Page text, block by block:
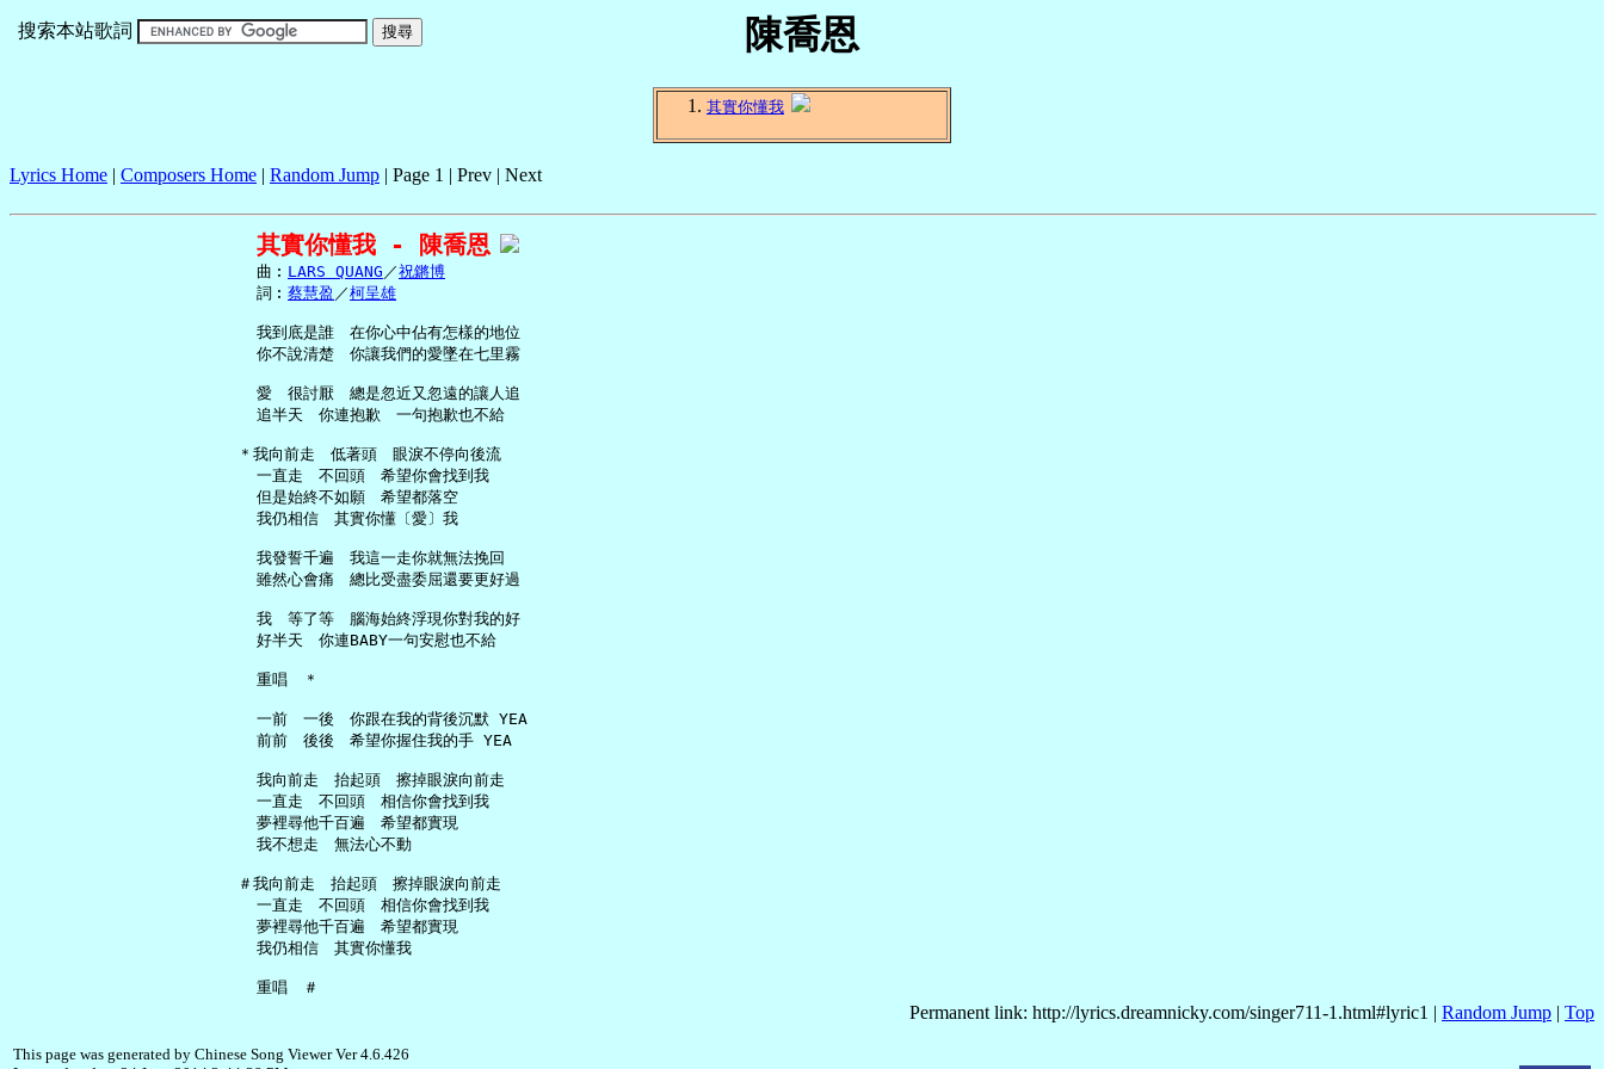
陳喬恩
搜索本站歌詞
其實你懂我
Lyrics Home | Composers Home | Random Jump | Page 1 | Prev | Next
其實你懂我 - 陳喬恩
     曲︰
LARS QUANG ／祝鏘博
     詞︰
蔡慧盈 ／柯呈雄
     我到底是誰　在你心中佔有怎樣的地位
     你不說清楚　你讓我們的愛墜在七里霧
     愛　很討厭　總是忽近又忽遠的讓人追
     追半天　你連抱歉　一句抱歉也不給
   ＊我向前走　低著頭　眼淚不停向後流
     一直走　不回頭　希望你會找到我
     但是始終不如願　希望都落空
     我仍相信　其實你懂〔愛〕我
     我發誓千遍　我這一走你就無法挽回
     雖然心會痛　總比受盡委屈還要更好過
     我　等了等　腦海始終浮現你對我的好
     好半天　你連BABY一句安慰也不給
     重唱　＊
     一前　一後　你跟在我的背後沉默 YEA
     前前　後後　希望你握住我的手 YEA
     我向前走　抬起頭　擦掉眼淚向前走
     一直走　不回頭　相信你會找到我
     夢裡尋他千百遍　希望都實現
     我不想走　無法心不動
   ＃我向前走　抬起頭　擦掉眼淚向前走
     一直走　不回頭　相信你會找到我
     夢裡尋他千百遍　希望都實現
     我仍相信　其實你懂我
Permanent link: http://lyrics.dreamnicky.com/singer711-1.html#lyric1 | Random Jump | Top
This page was generated by Chinese Song Viewer Ver 4.6.426